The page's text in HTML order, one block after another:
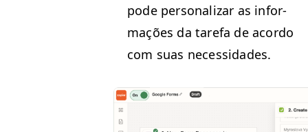
pode per­son­alizar as infor­
mações da tare­fa de acor­do
com suas necessidades.